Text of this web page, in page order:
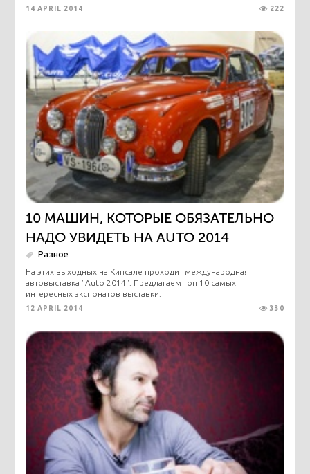
14 APRIL 2014 222
10 МАШИН, КОТОРЫЕ ОБЯЗАТЕЛЬНО
НАДО УВИДЕТЬ НА AUTO 2014
Разное
На этих выходных на Кипсале проходит международная
автовыставка "Auto 2014". Предлагаем топ 10 самых
интересных экспонатов выставки.
12 APRIL 2014 330